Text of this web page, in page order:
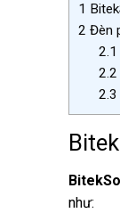
1
2 Đèn
2.1
2.2
2.3
như: